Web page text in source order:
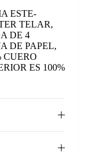
ESTE-
TELAR,
DE 4
DE PAPEL,
CUERO
ES 100%